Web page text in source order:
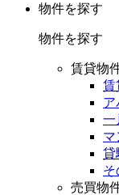
物件を探す
物件を探す
賃貸物
賃
ア
一
マ
貸
そ
売買物